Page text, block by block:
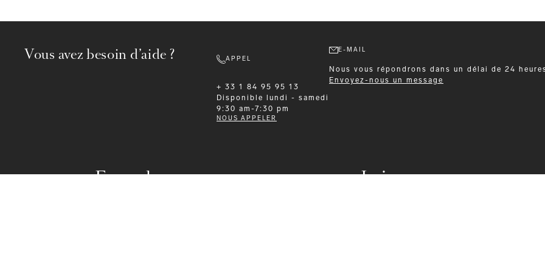
Formalwear Leisurewear
Vous avez besoin d’aide ? APPEL
+ 33 1 84 95 95 13
Disponible
lundi - samedi
9:30 am-7:30 pm
NOUS APPELER
E-MAIL
Nous vous répondrons dans un délai de 24
Envoyez-nous un message